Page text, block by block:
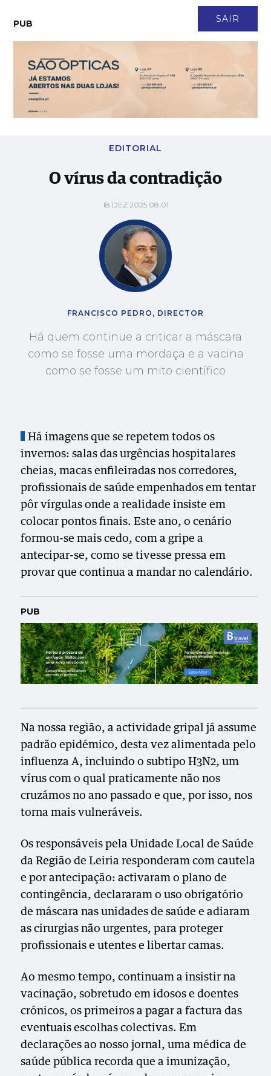
SAIR
PUB
O vírus da contradição
EDITORIAL
O vírus da contradição
18 DEZ 2025 08:01
FRANCISCO PEDRO, DIRECTOR
Há quem continue a criticar a máscara
como se fosse uma mordaça e a vacina
como se fosse um mito científico
Há imagens que se repetem todos os
invernos: salas das urgências hospitalares
cheias, macas enfileiradas nos corredores,
profissionais de saúde empenhados em tentar
pôr vírgulas onde a realidade insiste em
colocar pontos finais. Este ano, o cenário
formou-se mais cedo, com a gripe a
antecipar-se, como se tivesse pressa em
provar que continua a mandar no calendário.
PUB
Na nossa região, a actividade gripal já assume
padrão epidémico, desta vez alimentada pelo
influenza A, incluindo o subtipo H3N2, um
vírus com o qual praticamente não nos
cruzámos no ano passado e que, por isso, nos
torna mais vulneráveis.
Os responsáveis pela Unidade Local de Saúde
da Região de Leiria responderam com cautela
e por antecipação: activaram o plano de
contingência, declararam o uso obrigatório
de máscara nas unidades de saúde e adiaram
as cirurgias não urgentes, para proteger
profissionais e utentes e libertar camas.
Ao mesmo tempo, continuam a insistir na
vacinação, sobretudo em idosos e doentes
crónicos, os primeiros a pagar a factura das
eventuais escolhas colectivas. Em
declarações ao nosso jornal, uma médica de
saúde pública recorda que a imunização,